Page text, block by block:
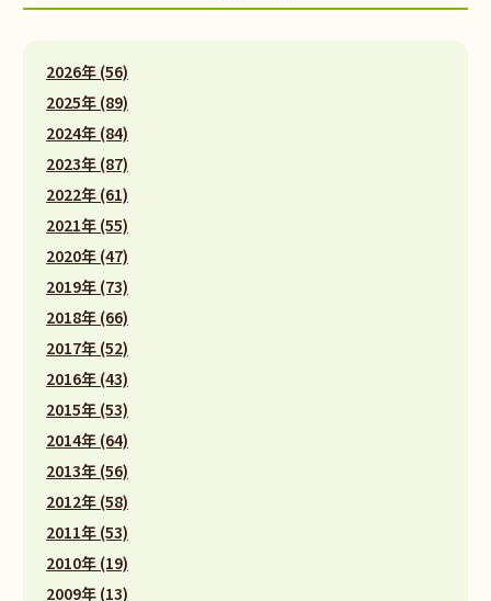
2026年 (56)
2025年 (89)
2024年 (84)
2023年 (87)
2022年 (61)
2021年 (55)
2020年 (47)
2019年 (73)
2018年 (66)
2017年 (52)
2016年 (43)
2015年 (53)
2014年 (64)
2013年 (56)
2012年 (58)
2011年 (53)
2010年 (19)
2009年 (13)